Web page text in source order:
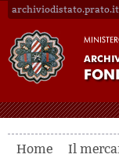
archiviodistato.prato.it
Home Il